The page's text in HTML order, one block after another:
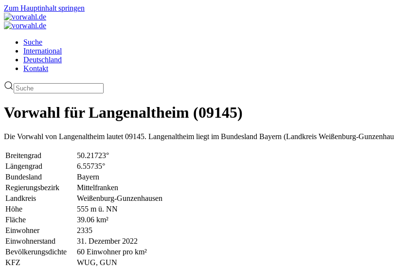
Zum Hauptinhalt springen
Suche
International
Deutschland
Kontakt
Vorwahl für Langenaltheim (09145)
Die Vorwahl von Langenaltheim lautet 09145. Langenaltheim liegt im Bundesland Bayern (Landkreis Weißenburg-
Breitengrad
50.21723°
Längengrad
6.55735°
Bundesland
Bayern
Regierungsbezirk
Mittelfranken
Landkreis
Weißenburg-Gunzenhausen
Höhe
555 m ü. NN
Fläche
39.06 km²
Einwohner
2335
Einwohnerstand
31. Dezember 2022
Bevölkerungsdichte
60 Einwohner pro km²
KFZ
WUG, GUN